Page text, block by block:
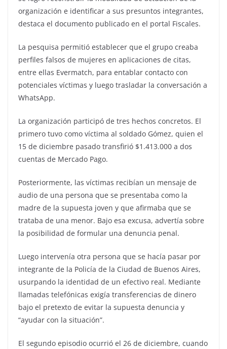
organización e identificar a sus presuntos integrantes,
destaca el documento publicado en el portal Fiscales.
La pesquisa permitió establecer que el grupo creaba
perfiles falsos de mujeres en aplicaciones de citas,
entre ellas Evermatch, para entablar contacto con
potenciales víctimas y luego trasladar la conversación a
WhatsApp.
La organización participó de tres hechos concretos. El
primero tuvo como víctima al soldado Gómez, quien el
15 de diciembre pasado transfirió $1.413.000 a dos
cuentas de Mercado Pago.
Posteriormente, las víctimas recibían un mensaje de
audio de una persona que se presentaba como la
madre de la supuesta joven y que afirmaba que se
trataba de una menor. Bajo esa excusa, advertía sobre
la posibilidad de formular una denuncia penal.
Luego intervenía otra persona que se hacía pasar por
integrante de la Policía de la Ciudad de Buenos Aires,
usurpando la identidad de un efectivo real. Mediante
llamadas telefónicas exigía transferencias de dinero
bajo el pretexto de evitar la supuesta denuncia y
“ayudar con la situación”.
El segundo episodio ocurrió el 26 de diciembre, cuando